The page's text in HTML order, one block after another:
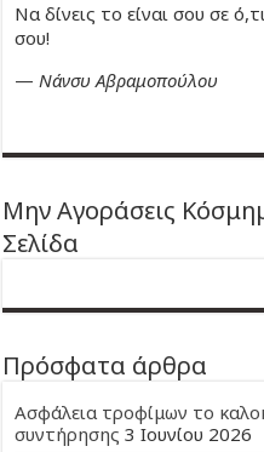
Να δίνεις το είναι σου σε
σου!
—Νάνσυ Αβραμοπούλου
Μην Αγοράσεις
Σελίδα
Πρόσφατα άρθρα
Ασφάλεια τροφίμων το
συντήρησης 3 Ιουνίου 2026